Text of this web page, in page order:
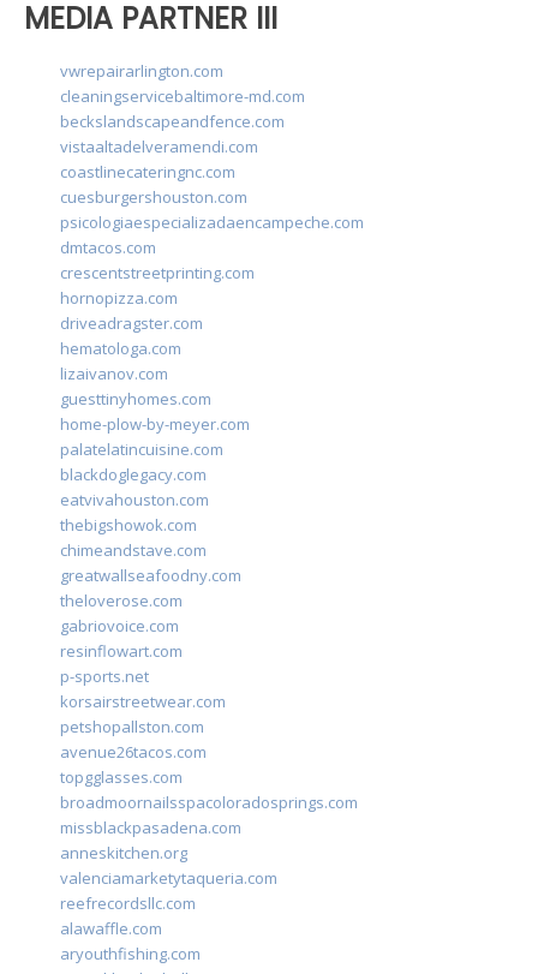
MEDIA PARTNER III
vwrepairarlington.com
cleaningservicebaltimore-md.com
beckslandscapeandfence.com
vistaaltadelveramendi.com
coastlinecateringnc.com
cuesburgershouston.com
psicologiaespecializadaencampeche.com
dmtacos.com
crescentstreetprinting.com
hornopizza.com
driveadragster.com
hematologa.com
lizaivanov.com
guesttinyhomes.com
home-plow-by-meyer.com
palatelatincuisine.com
blackdoglegacy.com
eatvivahouston.com
thebigshowok.com
chimeandstave.com
greatwallseafoodny.com
theloverose.com
gabriovoice.com
resinflowart.com
p-sports.net
korsairstreetwear.com
petshopallston.com
avenue26tacos.com
topgglasses.com
broadmoornailsspacoloradosprings.com
missblackpasadena.com
anneskitchen.org
valenciamarketytaqueria.com
reefrecordsllc.com
alawaffle.com
aryouthfishing.com